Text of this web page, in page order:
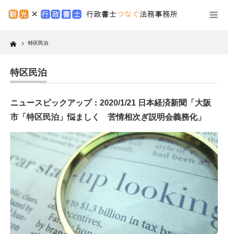
Home 特区民泊
特区民泊
ニュースピックアップ：2020/1/21 日本経済新聞「大阪
市「特区民泊」悩ましく 苦情相次ぎ説明会義務化」